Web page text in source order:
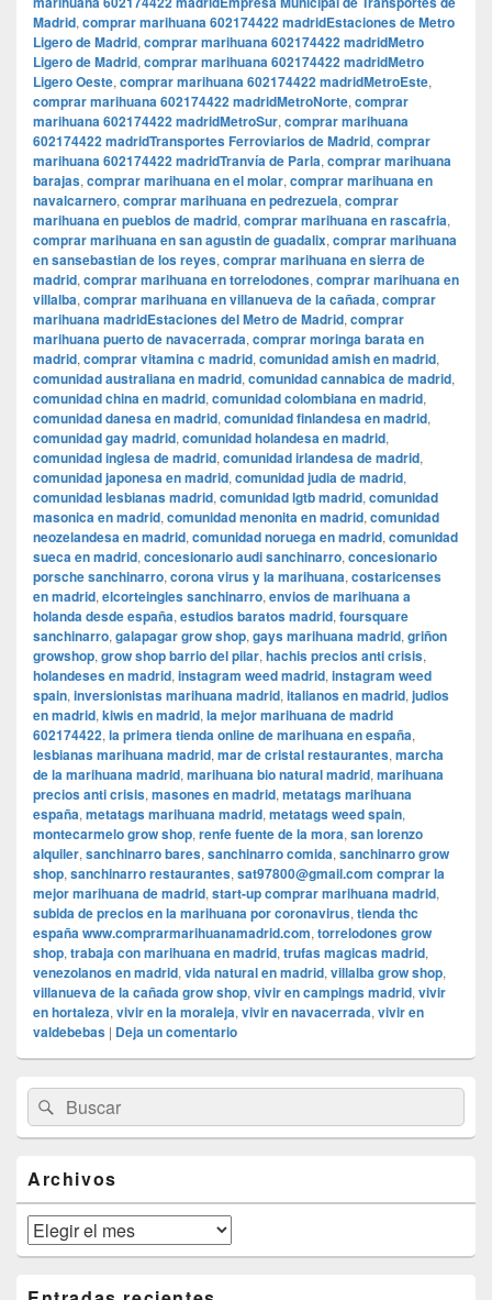
Madrid, comprar marihuana 602174422 madridEstaciones de Metro
Ligero de Madrid, comprar marihuana 602174422 madridMetro
Ligero de Madrid, comprar marihuana 602174422 madridMetro
Ligero Oeste, comprar marihuana 602174422 madridMetroEste,
comprar marihuana 602174422 madridMetroNorte, comprar
marihuana 602174422 madridMetroSur, comprar marihuana
602174422 madridTransportes Ferroviarios de Madrid, comprar
marihuana 602174422 madridTranvía de Parla, comprar marihuana
barajas, comprar marihuana en el molar, comprar marihuana en
navalcarnero, comprar marihuana en pedrezuela, comprar
marihuana en pueblos de madrid, comprar marihuana en rascafria,
comprar marihuana en san agustin de guadalix, comprar marihuana
en sansebastian de los reyes, comprar marihuana en sierra de
madrid, comprar marihuana en torrelodones, comprar marihuana en
villalba, comprar marihuana en villanueva de la cañada, comprar
marihuana madridEstaciones del Metro de Madrid, comprar
marihuana puerto de navacerrada, comprar moringa barata en
madrid, comprar vitamina c madrid, comunidad amish en madrid,
comunidad australiana en madrid, comunidad cannabica de madrid,
comunidad china en madrid, comunidad colombiana en madrid,
comunidad danesa en madrid, comunidad finlandesa en madrid,
comunidad gay madrid, comunidad holandesa en madrid,
comunidad inglesa de madrid, comunidad irlandesa de madrid,
comunidad japonesa en madrid, comunidad judia de madrid,
comunidad lesbianas madrid, comunidad lgtb madrid, comunidad
masonica en madrid, comunidad menonita en madrid, comunidad
neozelandesa en madrid, comunidad noruega en madrid, comunidad
sueca en madrid, concesionario audi sanchinarro, concesionario
porsche sanchinarro, corona virus y la marihuana, costaricenses
en madrid, elcorteingles sanchinarro, envios de marihuana a
holanda desde españa, estudios baratos madrid, foursquare
sanchinarro, galapagar grow shop, gays marihuana madrid, griñon
growshop, grow shop barrio del pilar, hachis precios anti crisis,
holandeses en madrid, instagram weed madrid, instagram weed
spain, inversionistas marihuana madrid, italianos en madrid, judios
en madrid, kiwis en madrid, la mejor marihuana de madrid
602174422, la primera tienda online de marihuana en españa,
lesbianas marihuana madrid, mar de cristal restaurantes, marcha
de la marihuana madrid, marihuana bio natural madrid, marihuana
precios anti crisis, masones en madrid, metatags marihuana
españa, metatags marihuana madrid, metatags weed spain,
montecarmelo grow shop, renfe fuente de la mora, san lorenzo
alquiler, sanchinarro bares, sanchinarro comida, sanchinarro grow
shop, sanchinarro restaurantes, sat97800@gmail.com comprar la
mejor marihuana de madrid, start-up comprar marihuana madrid,
subida de precios en la marihuana por coronavirus, tienda thc
españa www.comprarmarihuanamadrid.com, torrelodones grow
shop, trabaja con marihuana en madrid, trufas magicas madrid,
venezolanos en madrid, vida natural en madrid, villalba grow shop,
villanueva de la cañada grow shop, vivir en campings madrid, vivir
en hortaleza, vivir en la moraleja, vivir en navacerrada, vivir en
valdebebas | Deja un comentario
área
de
widget
lateral
primaria
Buscar
por:
Buscar
Archivos
Archivos